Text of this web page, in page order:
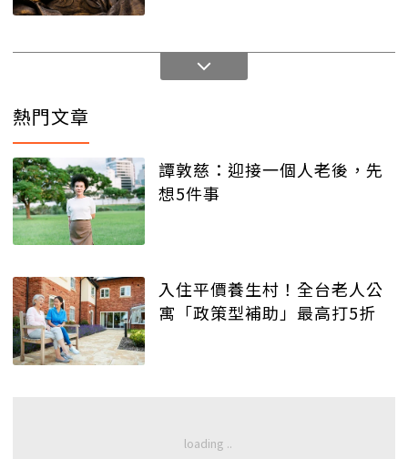
熱門文章
譚敦慈：迎接一個人老後，先
想5件事
入住平價養生村！全台老人公
寓「政策型補助」最高打5折